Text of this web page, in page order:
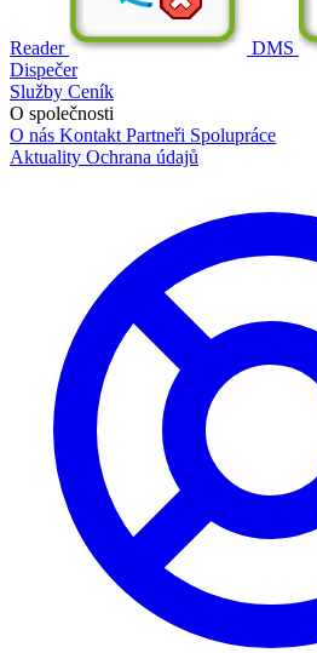
Reader
DMS
Dispečer
Služby Ceník
O společnosti
O nás Kontakt Partneři Spolupráce
Aktuality Ochrana údajů